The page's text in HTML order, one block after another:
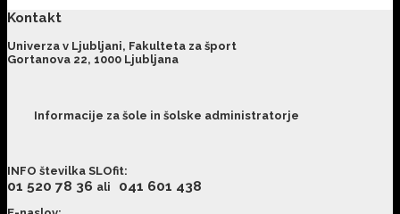
Kontakt
Univerza v Ljubljani, Fakulteta za šport
Gortanova 22, 1000 Ljubljana
Informacije za šole in šolske administratorje
INFO številka SLOfit:
01 520 78 36 ali 041 601 438